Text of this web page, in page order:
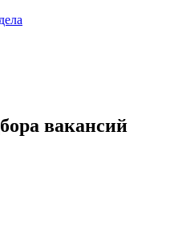
вакансий